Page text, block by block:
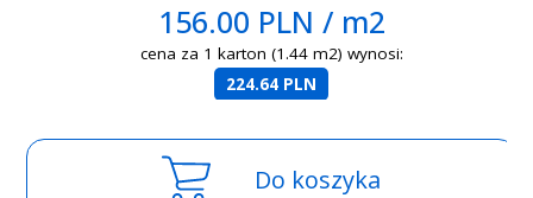
156.00 PLN / m2
cena za 1 karton (1.44 m2) wynosi:
224.64 PLN
Do koszyka